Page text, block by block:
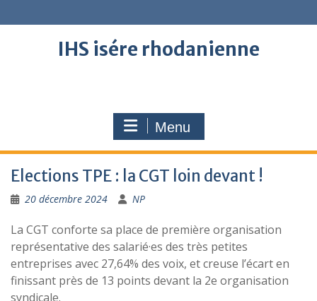
to
IHS isére rhodanienne
Menu
Elections TPE : la CGT loin devant !
20 décembre 2024 NP
La CGT conforte sa place de première organisation
représentative des salarié·es des très petites
entreprises avec 27,64% des voix, et creuse l’écart en
finissant près de 13 points devant la 2e organisation
syndicale.